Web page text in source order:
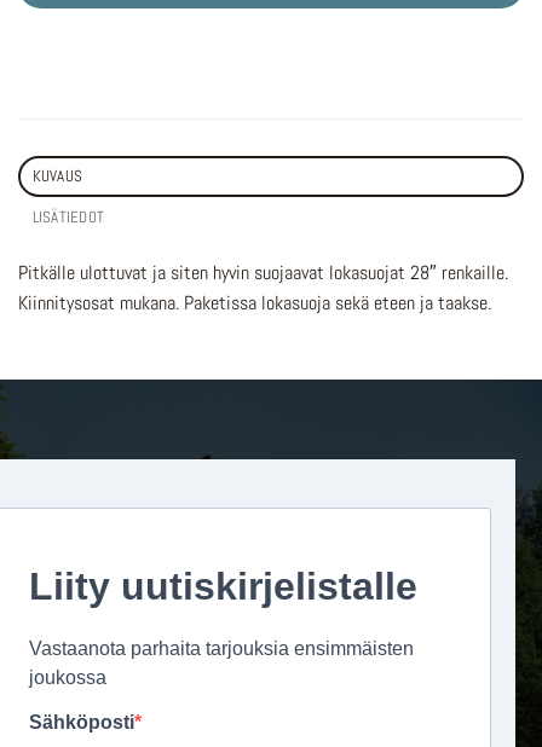
KUVAUS
LISÄTIEDOT
Pitkälle ulottuvat ja siten hyvin suojaavat lokasuojat 28″ renkaille.
Kiinnitysosat mukana. Paketissa lokasuoja sekä eteen ja taakse.